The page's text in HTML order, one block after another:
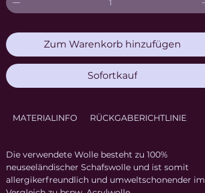
Zum Warenkorb hinzufügen
Sofortkauf
MATERIALINFO RÜCKGABERICHTLINIE
Die verwendete Wolle besteht zu 100%
neuseeländischer Schafswolle und ist somit
allergikerfreundlich und umweltschonender im